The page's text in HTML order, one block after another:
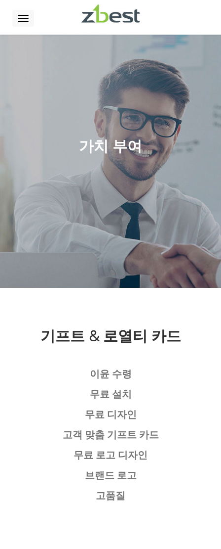
Toggle
가치 부여
기프트 & 로열티 카드
이윤 수령
무료 설치
무료 디자인
고객 맞춤 기프트 카드
무료 로고 디자인
브랜드 로고
고품질